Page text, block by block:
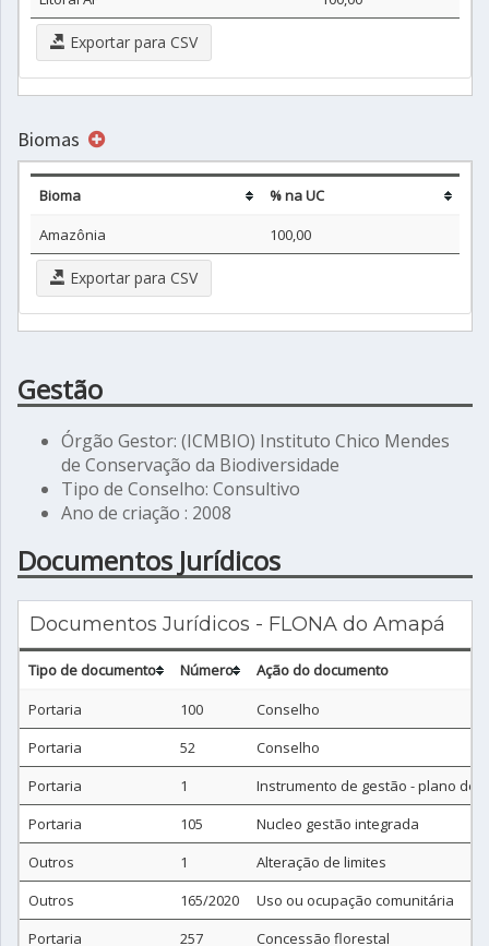
Exportar para CSV
Biomas
Bioma
% na UC
Amazônia
100,00
Exportar para CSV
Gestão
Órgão Gestor: (ICMBIO) Instituto Chico Mendes
de Conservação da Biodiversidade
Tipo de Conselho: Consultivo
Ano de criação : 2008
Documentos Jurídicos
Documentos Jurídicos - FLONA do Amapá
Tipo de documento Número
Ação do documento
Portaria
100
Conselho
Portaria
52
Conselho
Portaria
1
Instrumento de gestão - plano de
Portaria
105
Nucleo gestão integrada
Outros
1
Alteração de limites
Outros
165/2020
Uso ou ocupação comunitária
Portaria
257 Concessão florestal